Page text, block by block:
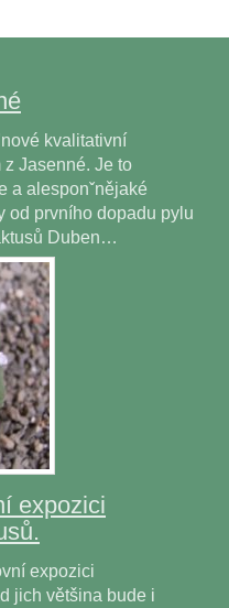
kvalitativní
Jasenné. Je to
a alesponˇnějaké
od prvního dopadu pylu
Duben…
expozici
expozici
jich většina bude i